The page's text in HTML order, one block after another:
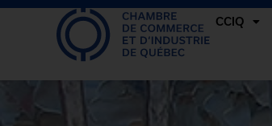
CCIQ